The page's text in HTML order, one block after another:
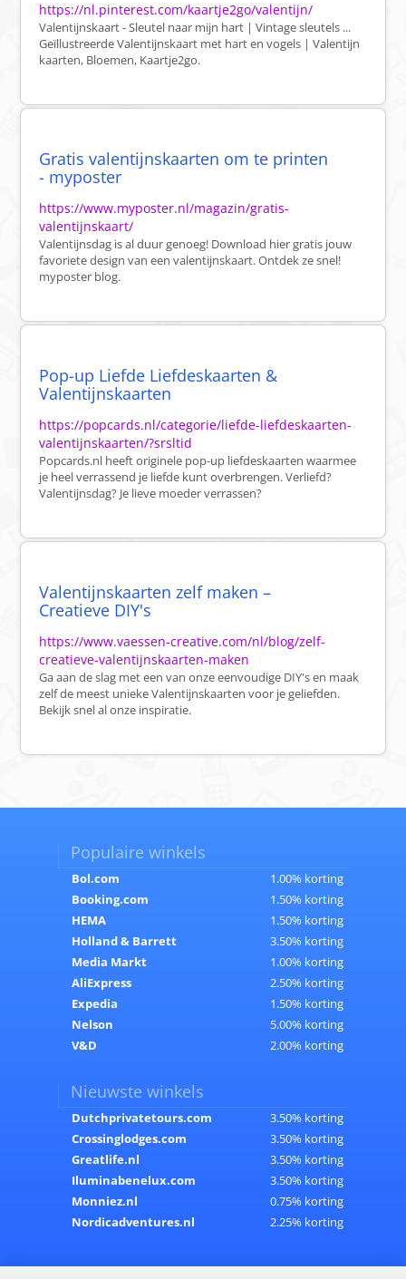
https://nl.pinterest.com/kaartje2go/valentijn/
Valentijnskaart - Sleutel naar mijn hart | Vintage sleutels ...
Geïllustreerde Valentijnskaart met hart en vogels | Valentijn
kaarten, Bloemen, Kaartje2go.
Gratis valentijnskaarten om te printen
- myposter
https://www.myposter.nl/magazin/gratis-
valentijnskaart/
Valentijnsdag is al duur genoeg! Download hier gratis jouw
favoriete design van een valentijnskaart. Ontdek ze snel!
myposter blog.
Pop-up Liefde Liefdeskaarten &
Valentijnskaarten
https://popcards.nl/categorie/liefde-liefdeskaarten-
valentijnskaarten/?srsltid
Popcards.nl heeft originele pop-up liefdeskaarten waarmee
je heel verrassend je liefde kunt overbrengen. Verliefd?
Valentijnsdag? Je lieve moeder verrassen?
Valentijnskaarten zelf maken –
Creatieve DIY's
https://www.vaessen-creative.com/nl/blog/zelf-
creatieve-valentijnskaarten-maken
Ga aan de slag met een van onze eenvoudige DIY's en maak
zelf de meest unieke Valentijnskaarten voor je geliefden.
Bekijk snel al onze inspiratie.
Populaire winkels
Bol.com
1.00% korting
Booking.com
1.50% korting
HEMA
1.50% korting
Holland & Barrett
3.50% korting
Media Markt
1.00% korting
AliExpress
2.50% korting
Expedia
1.50% korting
Nelson
5.00% korting
V&D
2.00% korting
Nieuwste winkels
Dutchprivatetours.com
3.50% korting
Crossinglodges.com
3.50% korting
Greatlife.nl
3.50% korting
Iluminabenelux.com
3.50% korting
Monniez.nl
0.75% korting
Nordicadventures.nl
2.25% korting